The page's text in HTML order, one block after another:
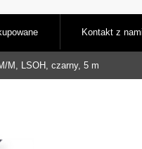
Kontakt z nami
M, LSOH, czarny, 5 m